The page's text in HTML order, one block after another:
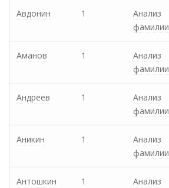
Авдонин 1
Анализ
фамилии
Аманов 1
Анализ
фамилии
Андреев 1
Анализ
фамилии
Аникин 1
Анализ
фамилии
Антошкин 1
Анализ